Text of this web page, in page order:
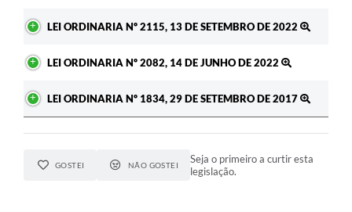
LEI ORDINARIA Nº 2115, 13 DE SETEMBRO DE 2022
LEI ORDINARIA Nº 2082, 14 DE JUNHO DE 2022
LEI ORDINARIA Nº 1834, 29 DE SETEMBRO DE 2017
GOSTEI NÃO GOSTEI
Seja o primeiro a curtir esta
legislação.